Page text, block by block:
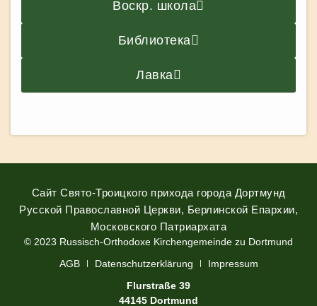
Воскр. школа
Библиотека
Лавка
Сайт Свято-Троицкого прихода города Дортмунд
Русской Православной Церкви, Берлинской Епархии,
Московского Патриархата
© 2023 Russisch-Orthodoxe Kirchengemeinde zu Dortmund
АGB
Datenschutzerklärung
Impressum
Flurstraße 39
44145 Dortmund